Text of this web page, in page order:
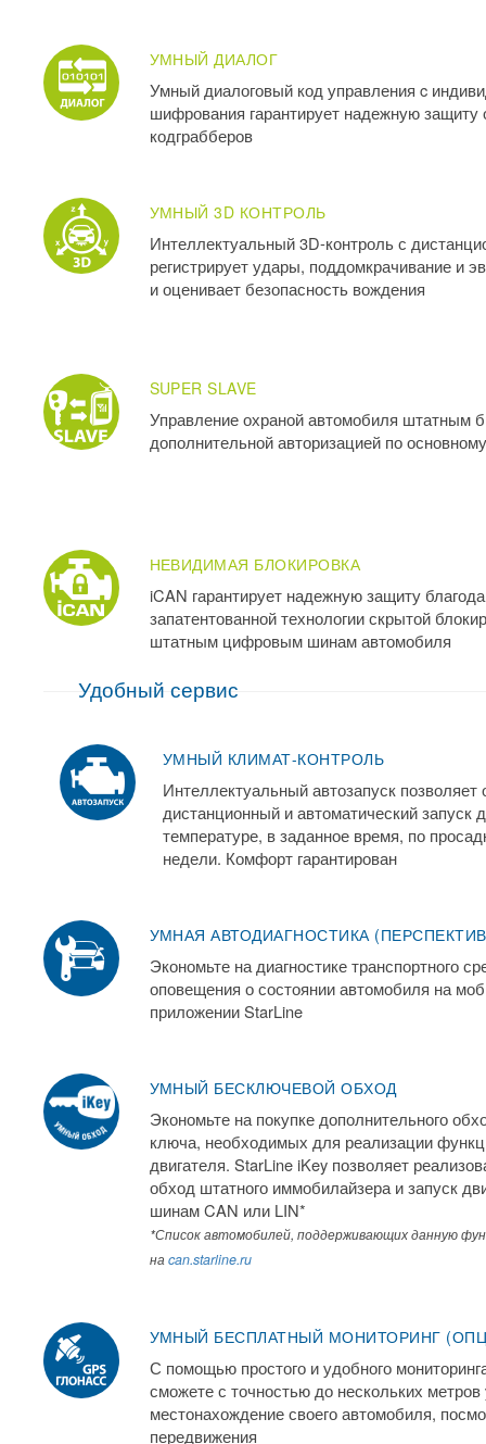
УМНЫЙ ДИАЛОГ
Умный диалоговый код управления c
шифрования гарантирует надежную защиту
кодграбберов
УМНЫЙ 3D КОНТРОЛЬ
Интеллектуальный 3D-контроль с
регистрирует удары, поддомкрачивание и
и оценивает безопасность вождения
SUPER SLAVE
Управление охраной автомобиля штатным
дополнительной авторизацией по
НЕВИДИМАЯ БЛОКИРОВКА
iCAN гарантирует надежную защиту
запатентованной технологии скрытой
штатным цифровым шинам автомобиля
Удобный сервис
УМНЫЙ КЛИМАТ-КОНТРОЛЬ
Интеллектуальный автозапуск позволяет
дистанционный и автоматический запуск
температуре, в заданное время, по
недели. Комфорт гарантирован
УМНАЯ АВТОДИАГНОСТИКА
Экономьте на диагностике транспортного
оповещения о состоянии автомобиля на
приложении StarLine
УМНЫЙ БЕСКЛЮЧЕВОЙ ОБХОД
Экономьте на покупке дополнительного
ключа, необходимых для реализации
двигателя. StarLine iKey позволяет
обход штатного иммобилайзера и запуск
шинам CAN или LIN*
*Список автомобилей, поддерживающих данную
наcan.starline.ru
УМНЫЙ БЕСПЛАТНЫЙ МОНИТОРИНГ
С помощью простого и удобного
сможете с точностью до нескольких метров
местонахождение своего автомобиля,
передвижения